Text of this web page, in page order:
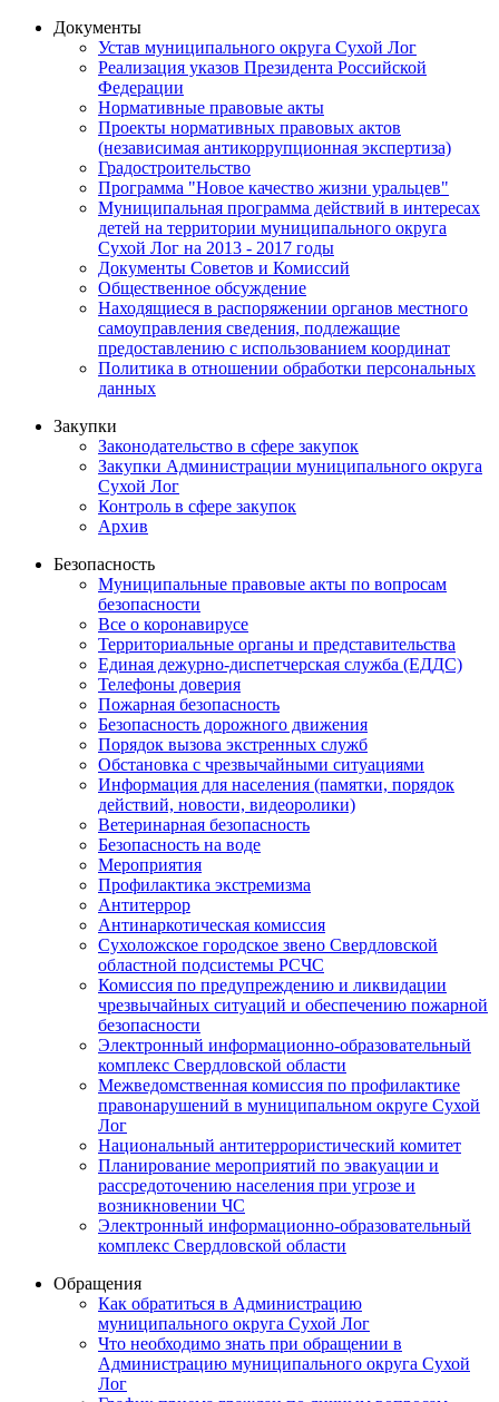
Документы
Устав муниципального округа Сухой Лог
Реализация указов Президента Российской
Федерации
Нормативные правовые акты
Проекты нормативных правовых актов
(независимая антикоррупционная экспертиза)
Градостроительство
Программа "Новое качество жизни уральцев"
Муниципальная программа действий в интересах
детей на территории муниципального округа
Сухой Лог на 2013 - 2017 годы
Документы Советов и Комиссий
Общественное обсуждение
Находящиеся в распоряжении органов местного
самоуправления сведения, подлежащие
предоставлению с использованием координат
Политика в отношении обработки персональных
данных
Закупки
Законодательство в сфере закупок
Закупки Администрации муниципального округа
Сухой Лог
Контроль в сфере закупок
Архив
Безопасность
Муниципальные правовые акты по вопросам
безопасности
Все о коронавирусе
Территориальные органы и представительства
Единая дежурно-диспетчерская служба (ЕДДС)
Телефоны доверия
Пожарная безопасность
Безопасность дорожного движения
Порядок вызова экстренных служб
Обстановка с чрезвычайными ситуациями
Информация для населения (памятки, порядок
действий, новости, видеоролики)
Ветеринарная безопасность
Безопасность на воде
Мероприятия
Профилактика экстремизма
Антитеррор
Антинаркотическая комиссия
Сухоложское городское звено Свердловской
областной подсистемы РСЧС
Комиссия по предупреждению и ликвидации
чрезвычайных ситуаций и обеспечению пожарной
безопасности
Электронный информационно-образовательный
комплекс Cвердловской области
Межведомственная комиссия по профилактике
правонарушений в муниципальном округе Сухой
Лог
Национальный антитеррористический комитет
Планирование мероприятий по эвакуации и
рассредоточению населения при угрозе и
возникновении ЧС
Электронный информационно-образовательный
комплекс Свердловской области
Обращения
Как обратиться в Администрацию
муниципального округа Сухой Лог
Что необходимо знать при обращении в
Администрацию муниципального округа Сухой
Лог